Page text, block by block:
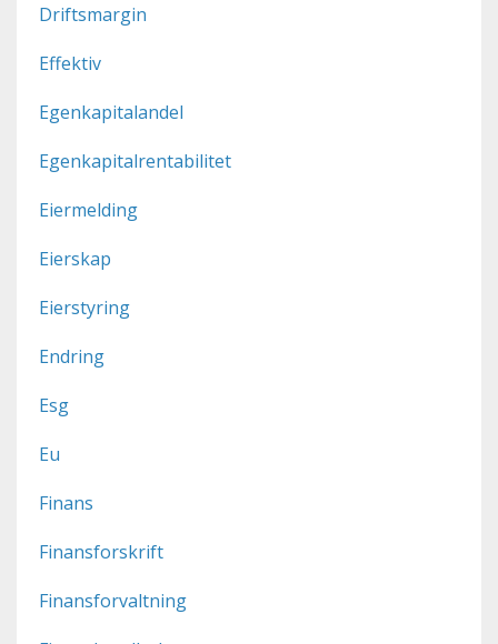
Driftsmargin
Effektiv
Egenkapitalandel
Egenkapitalrentabilitet
Eiermelding
Eierskap
Eierstyring
Endring
Esg
Eu
Finans
Finansforskrift
Finansforvaltning